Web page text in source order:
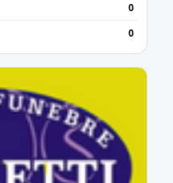
0
0